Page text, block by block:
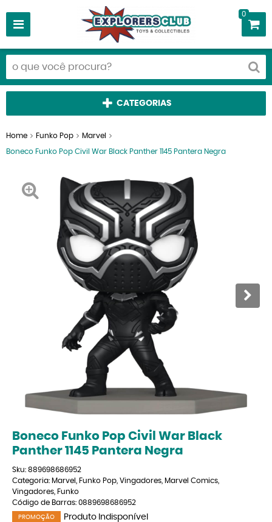
0
CATEGORIAS
Home Funko Pop Marvel
Boneco Funko Pop Civil War Black Panther 1145 Pantera Negra
Boneco Funko Pop Civil War Black
Panther 1145 Pantera Negra
Sku: 889698686952
Categoria: Marvel Funko Pop Vingadores Marvel Comics
Vingadores Funko
Código de Barras: 0889698686952
PROMOÇÃO Produto Indisponível